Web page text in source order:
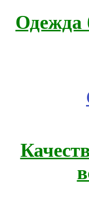
Одежда